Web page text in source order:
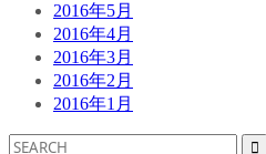
2016年5月
2016年4月
2016年3月
2016年2月
2016年1月